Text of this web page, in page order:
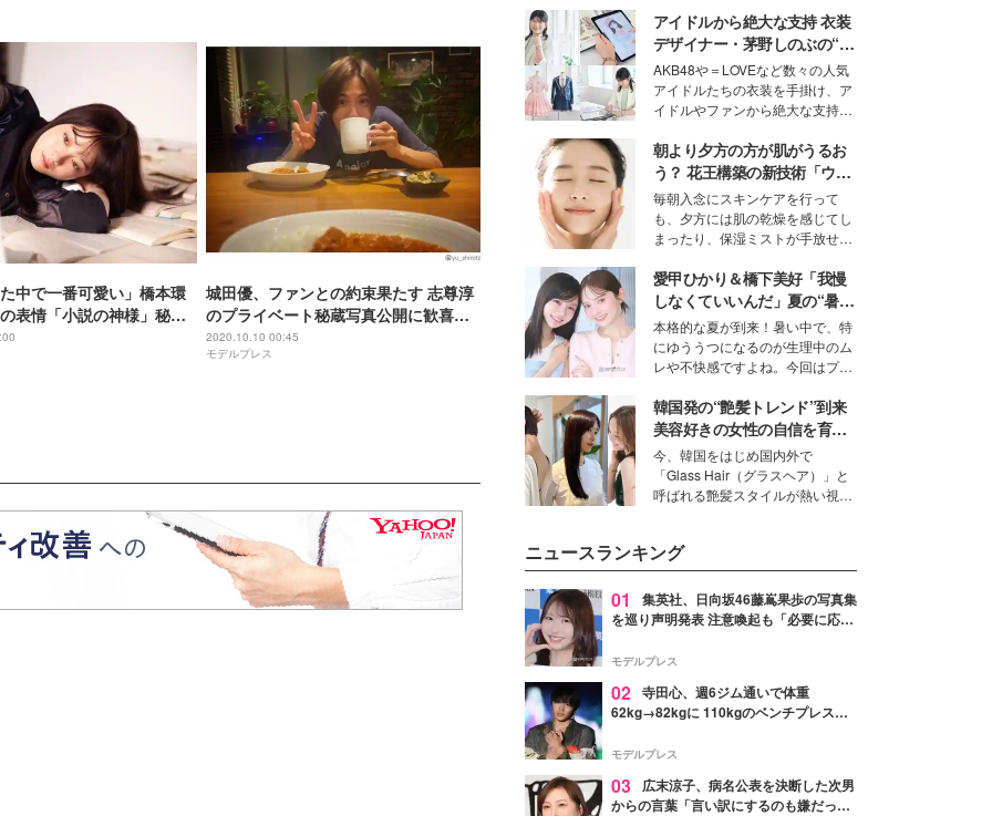
中で一番可愛い」橋本環
表情「小説の神様」秘蔵
城田優、ファンとの約束果たす 志尊淳
のプライベート秘蔵写真公開に歓喜の
声
2020.10.10 00:45
モデルプレス
ニオン好き”という共通点を持つモ
デルの宮城舞と島村雄大の特別対
談をお届け！それぞれの視点か
ら、今作ならではの魅力や予想外
の感動をもたらす奥深いストーリ
ーについて熱く語り合ってもらっ
た。
アイドルから絶大な支持 衣装
デザイナー・茅野しのぶの“可
愛い”を作る美学＜「シチズン
クロスシー」インタビュー＞
AKB48や＝LOVEなど数々の人気
アイドルたちの衣装を手掛け、ア
イドルやファンから絶大な支持を
取締役兼クリエイティブディレク
ター・茅野しのぶ。一人ひとりの
個性に寄り添い、魅力を引き出す
衣装作りは、多くの女性たちに勇
気と自信を与え続けている。
朝より夕方の方が肌がうるお
う？ 花王構築の新技術「ウォ
ーターキャプチャリングスキ
ン（捕水肌）」がスキンケア
の常識を変える予感
毎朝入念にスキンケアを行って
も、夕方には肌の乾燥を感じてし
まったり、保湿ミストが手放せな
な美容の常識を大きく変える可能
性を秘めた、革新的な「Water
Capturing Skin（ウォーターキャ
プチャリングスキン：捕水肌）」
技術を、花王が構築した。
愛甲ひかり＆橋下美好「我慢
しなくていいんだ」夏の“暑さ
対策”の新しい選択肢とは？
本格的な夏が到来！暑い中で、特
にゆううつになるのが生理中のム
レや不快感ですよね。今回はプラ
モデル・愛甲ひかりさんと橋下美
好さんを迎えて本音で女子会トー
ク。猛暑のお出かけを快適に過ご
すヒントや、2人が感動した夏の
生理の新常識にも迫りました。
韓国発の“艶髪トレンド”到来
美容好きの女性の自信を育む
「ヘアケア事情」って？
今、韓国をはじめ国内外で
「Glass Hair（グラスヘア）」と
呼ばれる艶髪スタイルが熱い視線
して、“髪そのものの美しさ”に改
めて注目する人が増えている様
子。今回は、そんな憧れの艶やか
な髪を日常で叶える、美容好きの
ます。
ニュースランキング
01
集英社、日向坂46藤嶌果歩の写真集
を巡り声明発表 注意喚起も「必要に応じ
モデルプレス
02 寺田心、週6ジム通いで体重
62kg→82kgに 110kgのベンチプレス持
「かっこいい」と反響
モデルプレス
03
広末涼子、病名公表を決断した次男
からの言葉「言い訳にするのも嫌だっ